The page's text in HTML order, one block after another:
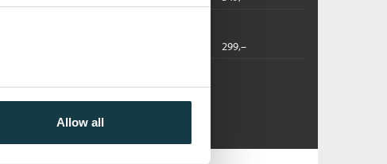
Allow all
299,–